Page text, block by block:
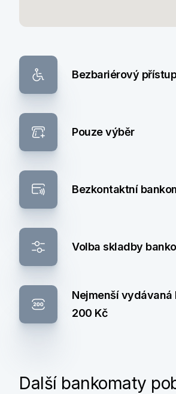
Bezbariérový
Pouze výběr
Bezkontaktní
Volba skladby
Nejmenší vydávaná
200 Kč
Další bankomaty